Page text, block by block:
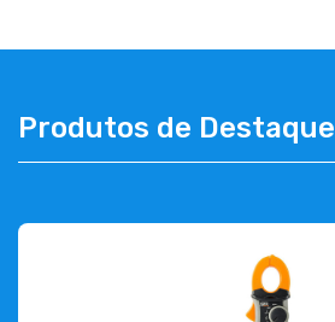
Produtos de Destaque